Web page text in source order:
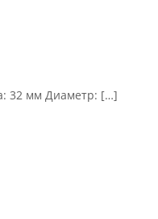
32 мм Диаметр: […]